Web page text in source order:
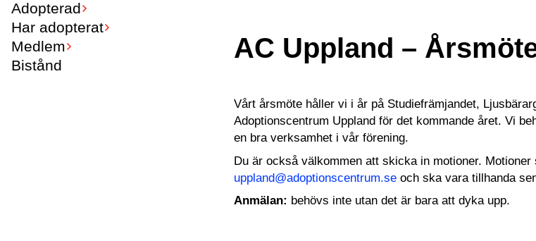
Adopterad
Har adopterat
Medlem
Bistånd
AC Uppland –
Vårt årsmöte håller vi i år på Studiefrämjandet,
Adoptionscentrum Uppland för det kommande året. Vi
en bra verksamhet i vår förening.
Du är också välkommen att skicka in motioner.
uppland@adoptionscentrum.se och ska vara tillhanda
Anmälan: behövs inte utan det är bara att dyka upp.